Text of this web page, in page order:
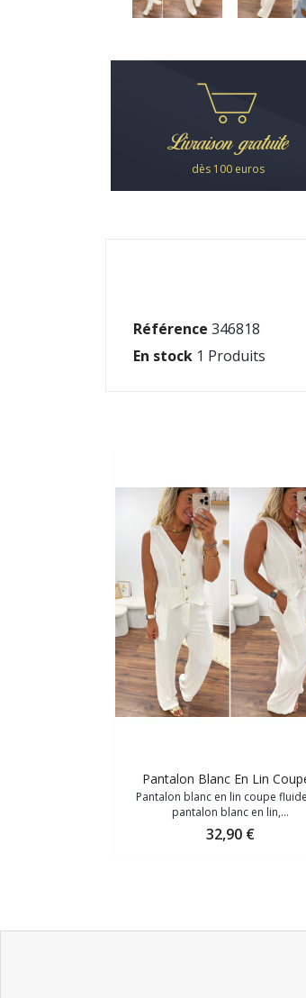
Livraison gratuite
dès 100 euros
Référence 346818
En stock 1 Produits
Pantalon Blanc En Lin
Pantalon blanc en lin coupe
pantalon blanc en lin,...
Prix
32,90 €